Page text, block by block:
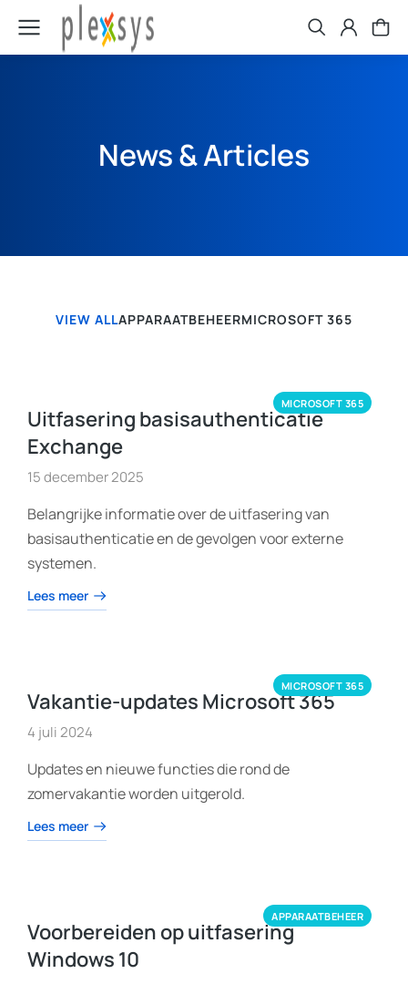
News & Articles
VIEW ALLAPPARAATBEHEERMICROSOFT 365
MICROSOFT 365
Uitfasering basisauthenticatie
Exchange
15 december 2025
Belangrijke informatie over de uitfasering van
basisauthenticatie en de gevolgen voor externe
systemen.
Lees meer
MICROSOFT 365
Vakantie-updates Microsoft 365
4 juli 2024
Updates en nieuwe functies die rond de
zomervakantie worden uitgerold.
Lees meer
APPARAATBEHEER
Voorbereiden op uitfasering
Windows 10